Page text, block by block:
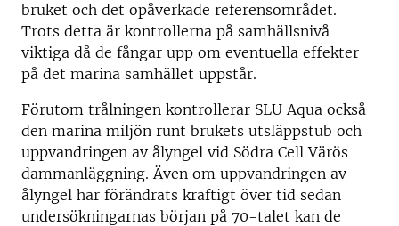
bruket och det opåverkade referensområdet.
Trots detta är kontrollerna på samhällsnivå
viktiga då de fångar upp om eventuella effekter
på det marina samhället uppstår.
Förutom trålningen kontrollerar SLU Aqua också
den marina miljön runt brukets utsläppstub och
uppvandringen av ålyngel vid Södra Cell Värös
dammanläggning. Även om uppvandringen av
ålyngel har förändrats kraftigt över tid sedan
undersökningarnas början på 70-talet kan de